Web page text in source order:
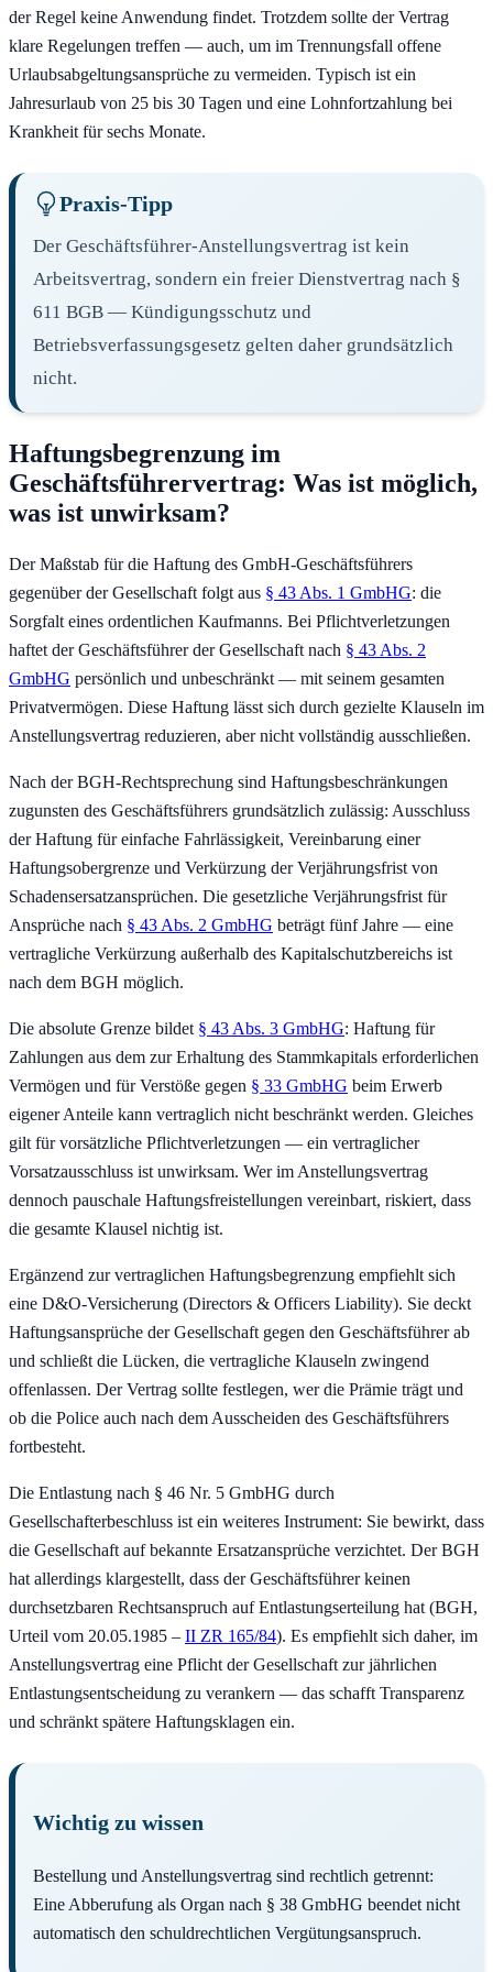
der Regel keine Anwendung findet. Trotzdem sollte der Vertrag
klare Regelungen treffen — auch, um im Trennungsfall offene
Urlaubsabgeltungsansprüche zu vermeiden. Typisch ist ein
Jahresurlaub von 25 bis 30 Tagen und eine Lohnfortzahlung bei
Krankheit für sechs Monate.
Praxis-Tipp
Der Geschäftsführer-Anstellungsvertrag ist kein
Arbeitsvertrag, sondern ein freier Dienstvertrag nach §
611 BGB — Kündigungsschutz und
Betriebsverfassungsgesetz gelten daher grundsätzlich
nicht.
Haftungsbegrenzung im
Geschäftsführervertrag: Was ist möglich,
was ist unwirksam?
Der Maßstab für die Haftung des GmbH-Geschäftsführers
gegenüber der Gesellschaft folgt aus § 43 Abs. 1 GmbHG: die
Sorgfalt eines ordentlichen Kaufmanns. Bei Pflichtverletzungen
haftet der Geschäftsführer der Gesellschaft nach § 43 Abs. 2
GmbHG persönlich und unbeschränkt — mit seinem gesamten
Privatvermögen. Diese Haftung lässt sich durch gezielte Klauseln im
Anstellungsvertrag reduzieren, aber nicht vollständig ausschließen.
Nach der BGH-Rechtsprechung sind Haftungsbeschränkungen
zugunsten des Geschäftsführers grundsätzlich zulässig: Ausschluss
der Haftung für einfache Fahrlässigkeit, Vereinbarung einer
Haftungsobergrenze und Verkürzung der Verjährungsfrist von
Schadensersatzansprüchen. Die gesetzliche Verjährungsfrist für
Ansprüche nach § 43 Abs. 2 GmbHG beträgt fünf Jahre — eine
vertragliche Verkürzung außerhalb des Kapitalschutzbereichs ist
nach dem BGH möglich.
Die absolute Grenze bildet § 43 Abs. 3 GmbHG: Haftung für
Zahlungen aus dem zur Erhaltung des Stammkapitals erforderlichen
Vermögen und für Verstöße gegen § 33 GmbHG beim Erwerb
eigener Anteile kann vertraglich nicht beschränkt werden. Gleiches
gilt für vorsätzliche Pflichtverletzungen — ein vertraglicher
Vorsatzausschluss ist unwirksam. Wer im Anstellungsvertrag
dennoch pauschale Haftungsfreistellungen vereinbart, riskiert, dass
die gesamte Klausel nichtig ist.
Ergänzend zur vertraglichen Haftungsbegrenzung empfiehlt sich
eine D&O-Versicherung (Directors & Officers Liability). Sie deckt
Haftungsansprüche der Gesellschaft gegen den Geschäftsführer ab
und schließt die Lücken, die vertragliche Klauseln zwingend
offenlassen. Der Vertrag sollte festlegen, wer die Prämie trägt und
ob die Police auch nach dem Ausscheiden des Geschäftsführers
fortbesteht.
Die Entlastung nach § 46 Nr. 5 GmbHG durch
Gesellschafterbeschluss ist ein weiteres Instrument: Sie bewirkt, dass
die Gesellschaft auf bekannte Ersatzansprüche verzichtet. Der BGH
hat allerdings klargestellt, dass der Geschäftsführer keinen
durchsetzbaren Rechtsanspruch auf Entlastungserteilung hat (BGH,
Urteil vom 20.05.1985 – II ZR 165/84). Es empfiehlt sich daher, im
Anstellungsvertrag eine Pflicht der Gesellschaft zur jährlichen
Entlastungsentscheidung zu verankern — das schafft Transparenz
und schränkt spätere Haftungsklagen ein.
Wichtig zu wissen
Bestellung und Anstellungsvertrag sind rechtlich getrennt:
Eine Abberufung als Organ nach § 38 GmbHG beendet nicht
automatisch den schuldrechtlichen Vergütungsanspruch.